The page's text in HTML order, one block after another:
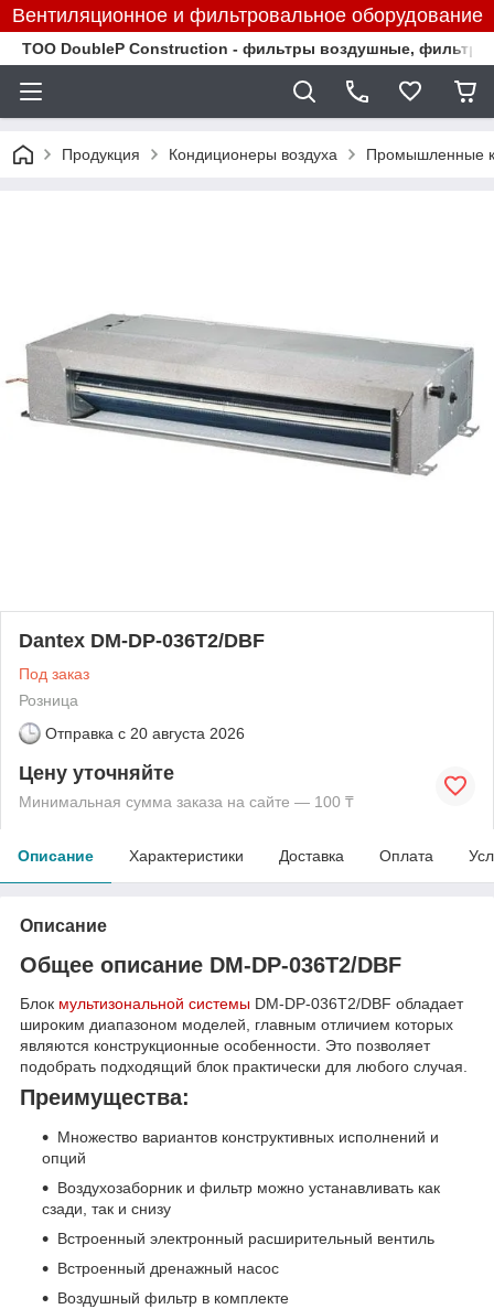
Вентиляционное и фильтровальное оборудование
TOO DoubleP Construction - фильтры воздушные,
Продукция Кондиционеры воздуха Промышленные
Dantex DM-DP-036T2/DBF
Под заказ
Розница
Отправка с 20 августа 2026
Цену уточняйте
Минимальная сумма заказа на сайте — 100 ₸
Описание Характеристики Доставка Оплата
Описание
Общее описание DM-DP-036T2/DBF
Блок мультизональной системы DM-DP-036T2/DBF обладает
широким диапазоном моделей, главным отличием которых
являются конструкционные особенности. Это позволяет
подобрать подходящий блок практически для любого случая.
Преимущества:
Множество вариантов конструктивных исполнений и
опций
Воздухозаборник и фильтр можно устанавливать как
сзади, так и снизу
Встроенный электронный расширительный вентиль
Встроенный дренажный насос
Воздушный фильтр в комплекте